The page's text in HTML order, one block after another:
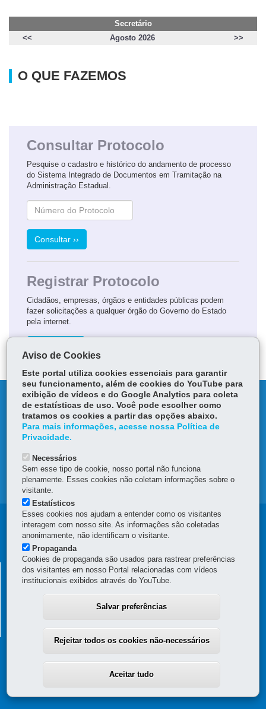
Secretário
<<
Agosto 2026 >>
O QUE FAZEMOS
Consultar Protocolo
Pesquise o cadastro e histórico do andamento de processo
do Sistema Integrado de Documentos em Tramitação na
Administração Estadual.
Consultar ››
Registrar Protocolo
Cidadãos, empresas, órgãos e entidades públicas podem
fazer solicitações a qualquer órgão do Governo do Estado
pela internet.
MAPA DO SITE
DENUNCIE CORRUPÇÃO
OUVIDORIA
Navegação
principal
SECRETARIA DA INOVAÇÃO E INTELIGÊNCIA
ARTIFICIAL
Curitiba -PR MAPA
Aviso de Cookies
Este portal utiliza cookies essenciais para garantir
seu funcionamento, além de cookies do YouTube para
exibição de vídeos e do Google Analytics para coleta
de estatísticas de uso. Você pode escolher como
tratamos os cookies a partir das opções abaixo.
Para mais informações, acesse nossa Política de
Privacidade.
Necessários
Sem esse tipo de cookie, nosso portal não funciona
plenamente. Esses cookies não coletam informações sobre o
visitante.
Estatísticos
Esses cookies nos ajudam a entender como os visitantes
interagem com nosso site. As informações são coletadas
anonimamente, não identificam o visitante.
Propaganda
Cookies de propaganda são usados para rastrear preferências
dos visitantes em nosso Portal relacionadas com vídeos
institucionais exibidos através do YouTube.
Salvar preferências
Rejeitar todos os cookies não-necessários
Aceitar tudo